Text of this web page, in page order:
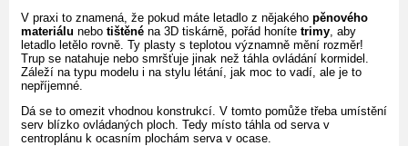
V praxi to znamená, že pokud máte letadlo z nějakého pěnového
materiálu nebo tištěné na 3D tiskárně, pořád honíte trimy , aby
letadlo letělo rovně. Ty plasty s teplotou významně mění rozměr!
Trup se natahuje nebo smršťuje jinak než táhla ovládání kormidel.
Záleží na typu modelu i na stylu létání, jak moc to vadí, ale je to
nepříjemné.
Dá se to omezit vhodnou konstrukcí. V tomto pomůže třeba umístění
serv blízko ovládaných ploch. Tedy místo táhla od serva v
centroplánu k ocasním plochám serva v ocase.